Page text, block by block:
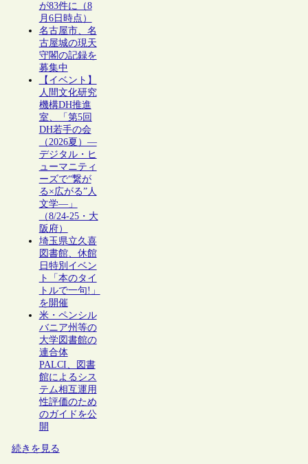
が83件に（8
月6日時点）
名古屋市、名
古屋城の現天
守閣の記録を
募集中
【イベント】
人間文化研究
機構DH推進
室、「第5回
DH若手の会
（2026夏）―
デジタル・ヒ
ューマニティ
ーズで“繋が
る×広がる”人
文学―」
（8/24-25・大
阪府）
埼玉県立久喜
図書館、休館
日特別イベン
ト「本のタイ
トルで一句!」
を開催
米・ペンシル
バニア州等の
大学図書館の
連合体
PALCI、図書
館によるシス
テム相互運用
性評価のため
のガイドを公
開
続きを見る